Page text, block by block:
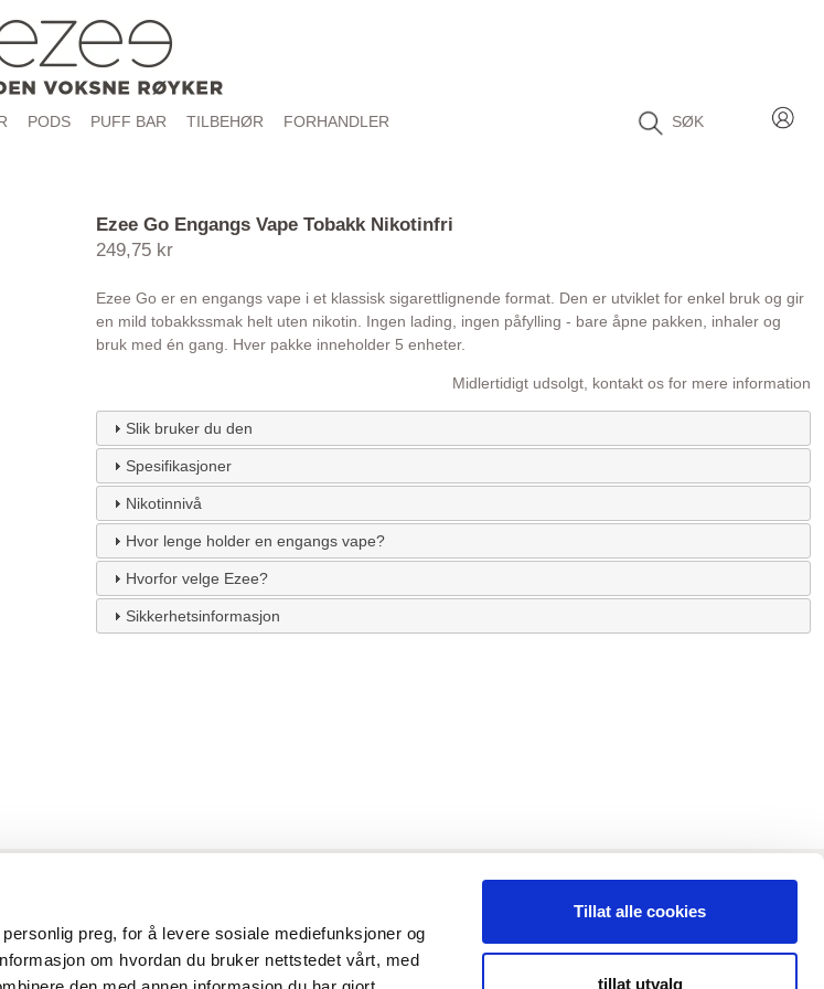
preg, for å levere sosiale mediefunksjoner og
om hvordan du bruker nettstedet vårt, med
Tillat alle cookies
tillat utvalg
PODS PUFF BAR TILBEHØR FORHANDLER SØK
Ezee Go Engangs Vape Tobakk Nikotinfri
249,75 kr
Ezee Go er en engangs vape i et klassisk sigarettlignende format. Den er utviklet for enkel bruk og gir
en mild tobakkssmak helt uten nikotin. Ingen lading, ingen påfylling - bare åpne pakken, inhaler og
bruk med én gang. Hver pakke inneholder 5 enheter.
Midlertidigt udsolgt, kontakt os for mere information
Slik bruker du den
Spesifikasjoner
Nikotinnivå
Hvor lenge holder en engangs vape?
Hvorfor velge Ezee?
Sikkerhetsinformasjon
c/o Nils Ingerslev
Horsens gate 3B
1516 Moss